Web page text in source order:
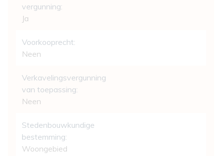
vergunning:
Ja
Voorkooprecht:
Neen
Verkavelingsvergunning
van toepassing:
Neen
Stedenbouwkundige
bestemming:
Woongebied